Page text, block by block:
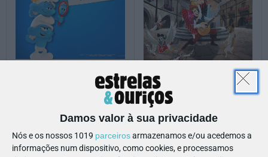
Damos valor à sua privacidade
Nós e os nossos 1019 parceirosarmazenamos e/ou acedemos a
informações num dispositivo, como cookies, e processamos
raptado por Razamel e
Gargamel, Smurfina lidera
os Smurfs numa missão
até ao mundo real para o
resgatar. Juntos,
No norte de Portugal, Ana
apaixona-se por Thomas,
um artesão humilde. O
pai de Ana está contra
este amor mas Ana e